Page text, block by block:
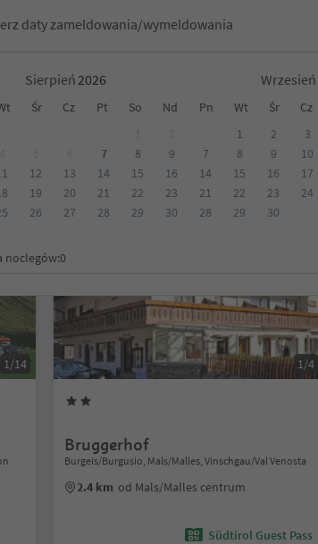
daty zameldowania/wymeldowania
Sierpień Wrzesień
Śr Cz Pt So Nd Pn Wt Śr Cz
7 8
9
12 13 14 15
16
19 20 21 22
23
26 27 28 29
30
1 2 3
7
8 9 10
14
15 16 17
21
22 23 24
28
29 30
noclegów:0
Opcje wyżywienia Ekologiczne zakwaterowanie
1/14 1/4
Bruggerhof
Burgeis/Burgusio, Mals/Malles, Vinschgau/Val Venosta
2.4 km od Mals/Malles centrum
Südtirol Guest Pass